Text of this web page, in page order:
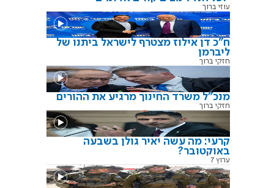
עוזי ברוך
ח"כ דן אילוז מצטרף לישראל ביתנו של
ליברמן
חזקי ברוך
מנכ"ל משרד החינוך מרגיע את ההורים
חזקי ברוך
קרעי: מה עשה יאיר גולן בשבעה
באוקטובר?
ערוץ 7